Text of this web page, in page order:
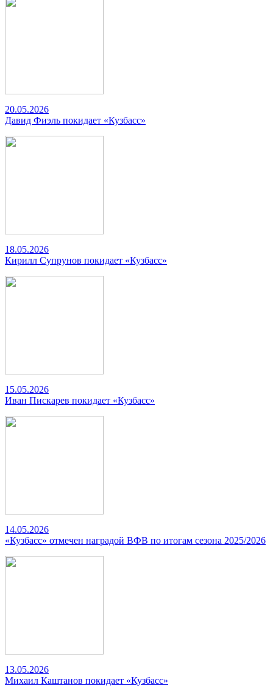
20.05.2026
Давид Фиэль покидает «Кузбасс»
18.05.2026
Кирилл Супрунов покидает «Кузбасс»
15.05.2026
Иван Пискарев покидает «Кузбасс»
14.05.2026
«Кузбасс» отмечен наградой ВФВ по итогам сезона 2025/2026
13.05.2026
Михаил Каштанов покидает «Кузбасс»